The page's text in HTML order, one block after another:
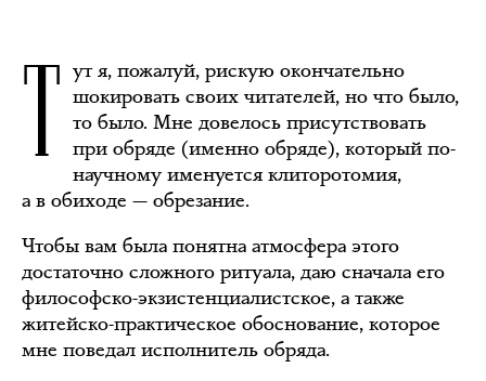
Т ут я, пожалуй, рискую окончательно
шокировать своих читателей, но что было,
то было. Мне довелось присутствовать
при обряде (именно обряде), который по-
научному именуется клиторотомия,
а в обиходе — обрезание.
Чтобы вам была понятна атмосфера этого
достаточно сложного ритуала, даю сначала его
философско-экзистенциалистское, а также
житейско-практическое обоснование, которое
мне поведал исполнитель обряда.